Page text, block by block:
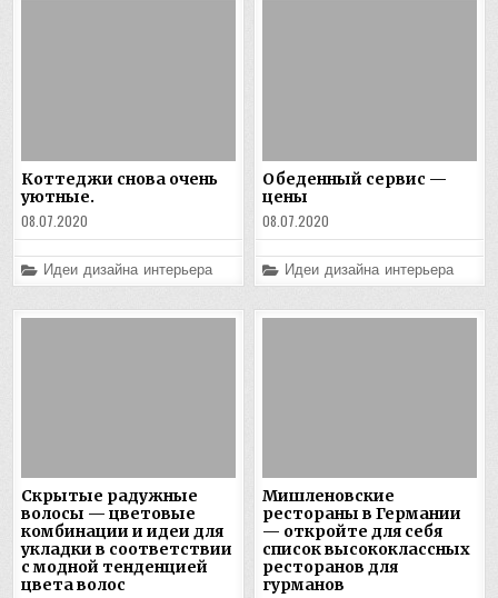
Коттеджи снова очень
уютные.
08.07.2020
Posted
in
Идеи дизайна интерьера
Обеденный сервис —
цены
08.07.2020
Posted
in
Идеи дизайна интерьера
Скрытые радужные
волосы — цветовые
комбинации и идеи для
укладки в соответствии
с модной тенденцией
цвета волос
Мишленовские
рестораны в Германии
— откройте для себя
список высококлассных
ресторанов для
гурманов